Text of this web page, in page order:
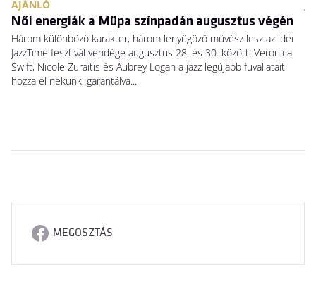
AJÁNLÓ
Női energiák a Müpa színpadán augusztus végén
Három különböző karakter, három lenyűgöző művész lesz az idei
JazzTime fesztivál vendége augusztus 28. és 30. között: Veronica
Swift, Nicole Zuraitis és Aubrey Logan a jazz legújabb fuvallatait
hozza el nekünk, garantálva...
MEGOSZTÁS